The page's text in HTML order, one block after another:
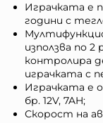
Играчката е
години с
използва по
контролира
играчката с
Играчката е
бр. 12V, 7AH;
Скорост на